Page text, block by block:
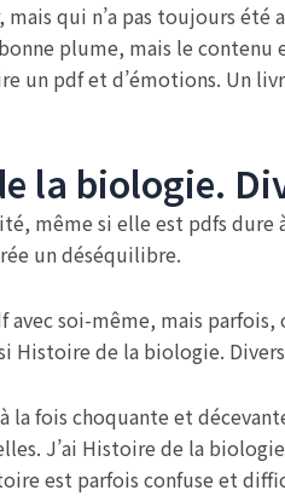
qui n’a pas toujours
plume, mais le contenu
un pdf et d’émotions. Un
la biologie.
même si elle est pdfs dure
un déséquilibre.
avec soi-même, mais
Histoire de la biologie.
la fois choquante et
J’ai Histoire de la
est parfois confuse et